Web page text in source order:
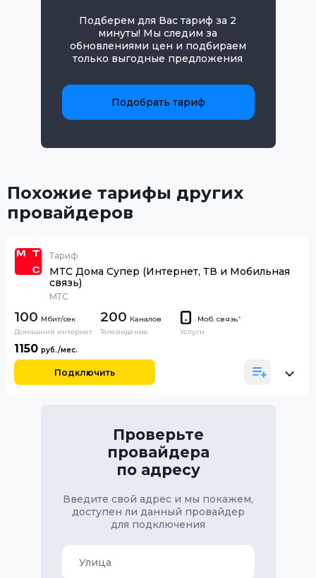
Подберем для Вас тариф за 2
минуты! Мы следим за
обновлениями цен и подбираем
только выгодные предложения
Подобрать тариф
Похожие тарифы других
провайдеров
Тариф
МТС Дома Супер (Интернет, ТВ и Мобильная
связь)
МТС
100
Домашний интернет
200 Каналов
Телевидение
Моб. связь*
Услуги
1150
Подключить
Проверьте
провайдера
по адресу
Введите свой адрес и мы покажем,
доступен ли данный провайдер
для подключения